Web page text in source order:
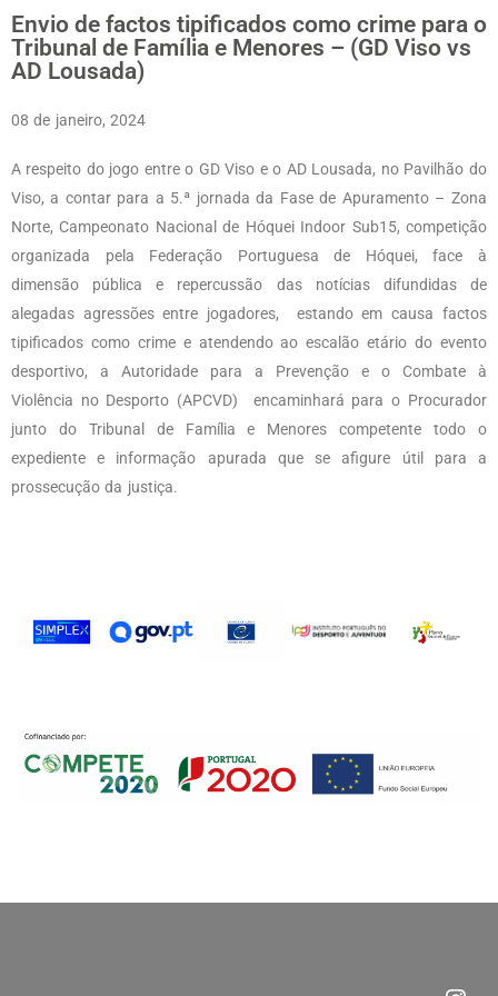
Envio de factos tipificados como crime para o
Tribunal de Família e Menores – (GD Viso vs
AD Lousada)
08 de janeiro, 2024
A respeito do jogo entre o GD Viso e o AD Lousada, no Pavilhão do
Viso, a contar para a 5.ª jornada da Fase de Apuramento – Zona
Norte, Campeonato Nacional de Hóquei Indoor Sub15, competição
organizada pela Federação Portuguesa de Hóquei, face à
dimensão pública e repercussão das notícias difundidas de
alegadas agressões entre jogadores, estando em causa factos
tipificados como crime e atendendo ao escalão etário do evento
desportivo, a Autoridade para a Prevenção e o Combate à
Violência no Desporto (APCVD) encaminhará para o Procurador
junto do Tribunal de Família e Menores competente todo o
expediente e informação apurada que se afigure útil para a
prossecução da justiça.